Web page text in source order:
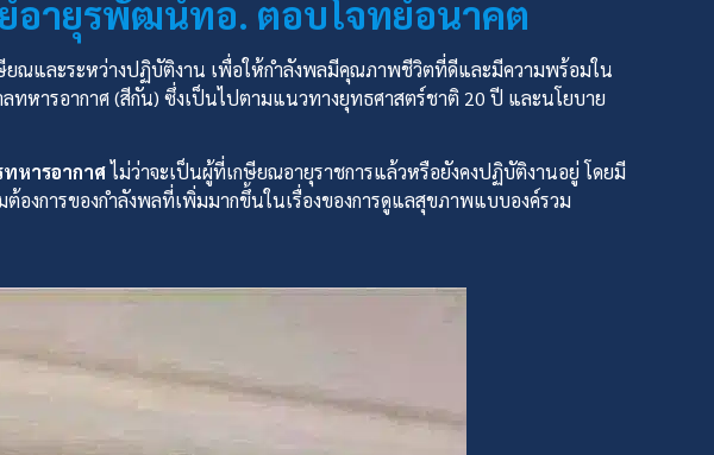
อายุรพัฒน์ทอ. ตอบโจทย์อนาคต
ษียณและระหว่างปฏิบัติงาน เพื่อให้กำลังพลมีคุณภาพชีวิตที่ดีและมีความพร้อมใน
หารอากาศ (สีกัน) ซึ่งเป็นไปตามแนวทางยุทธศาสตร์ชาติ 20 ปี และนโยบาย
หารอากาศไม่ว่าจะเป็นผู้ที่เกษียณอายุราชการแล้วหรือยังคงปฏิบัติงานอยู่ โดยมี
งการของกำลังพลที่เพิ่มมากขึ้นในเรื่องของการดูแลสุขภาพแบบองค์รวม